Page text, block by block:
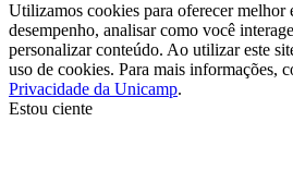
Utilizamos cookies para oferecer melhor
desempenho, analisar como você
personalizar conteúdo. Ao utilizar este
uso de cookies. Para mais informações,
Privacidade da Unicamp.
Estou ciente